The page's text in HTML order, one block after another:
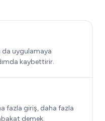
da uygulamaya
kaybettirir.
fazla giriş, daha fazla
demek.